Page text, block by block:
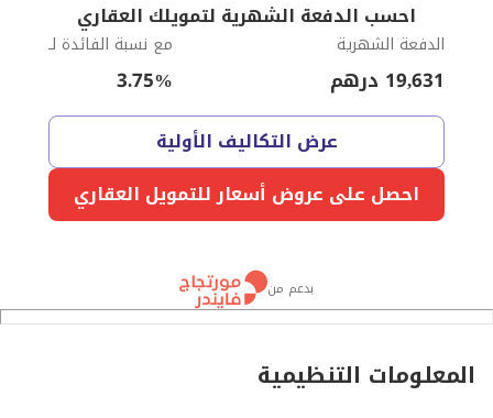
احسب الدفعة الشهرية لتمويلك العقاري
الدفعة الشهرية
19,631 درهم
مع نسبة الفائدة لـ
3.75%
عرض التكاليف الأولية
احصل على عروض أسعار للتمويل العقاري
بدعم من
المعلومات التنظيمية